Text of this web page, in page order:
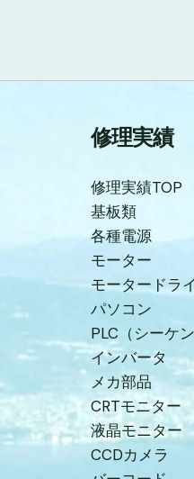
修理実績
修理実績TOP
基板類
各種電源
モーター
モータードラ
パソコン
PLC（シーケン
インバータ
メカ部品
CRTモニター
液晶モニター
CCDカメラ